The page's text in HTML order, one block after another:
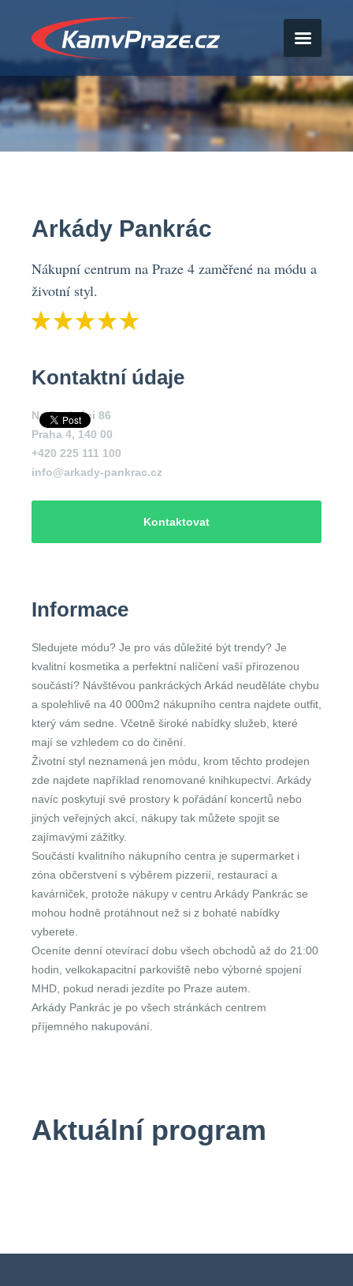
Arkády Pankrác
Nákupní centrum na Praze 4 zaměřené na módu a
životní styl.
Kontaktní údaje
Na Pankráci 86
Praha 4, 140 00
+420 225 111 100
info@arkady-pankrac.cz
Kontaktovat
Informace
Sledujete módu? Je pro vás důležité být trendy? Je
kvalitní kosmetika a perfektní nalíčení vaší přirozenou
součástí? Návštěvou pankráckých Arkád neuděláte chybu
a spolehlivě na 40 000m2 nákupního centra najdete outfit,
který vám sedne. Včetně široké nabídky služeb, které
mají se vzhledem co do činění.
Životní styl neznamená jen módu, krom těchto prodejen
zde najdete například renomované knihkupectví. Arkády
navíc poskytují své prostory k pořádání koncertů nebo
jiných veřejných akcí, nákupy tak můžete spojit se
zajímavými zážitky.
Součástí kvalitního nákupního centra je supermarket i
zóna občerstvení s výběrem pizzerií, restaurací a
kavárniček, protože nákupy v centru Arkády Pankrác se
mohou hodně protáhnout než si z bohaté nabídky
vyberete.
Oceníte denní otevírací dobu všech obchodů až do 21:00
hodin, velkokapacitní parkoviště nebo výborné spojení
MHD, pokud neradi jezdíte po Praze autem.
Arkády Pankrác je po všech stránkách centrem
příjemného nakupování.
Aktuální program